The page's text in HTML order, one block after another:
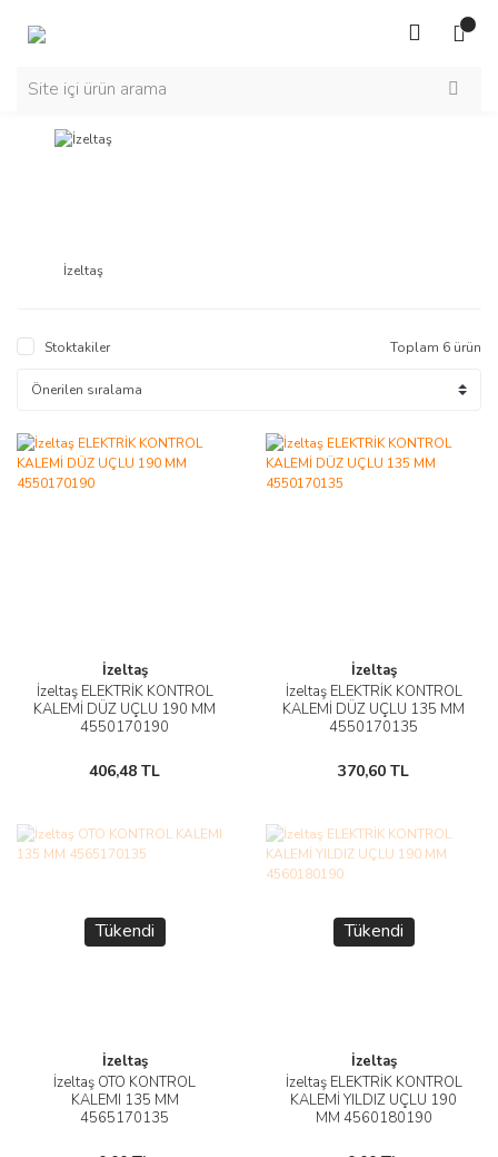
İzeltaş
Stoktakiler Toplam 6 ürün
İzeltaş
İzeltaş ELEKTRİK KONTROL
KALEMİ DÜZ UÇLU 190 MM
4550170190
406,48 TL
İzeltaş
İzeltaş ELEKTRİK KONTROL
KALEMİ DÜZ UÇLU 135 MM
4550170135
370,60 TL
Tükendi
İzeltaş
İzeltaş OTO KONTROL
KALEMI 135 MM
4565170135
Tükendi
İzeltaş
İzeltaş ELEKTRİK KONTROL
KALEMİ YILDIZ UÇLU 190
MM 4560180190